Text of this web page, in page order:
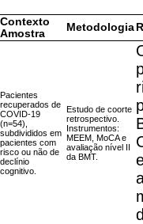
Contexto
Amostra
Metodologia
Pacientes
recuperados de
COVID-19
(n=54),
subdivididos em
pacientes com
risco ou não de
declínio
cognitivo.
Estudo de coorte
retrospectivo.
Instrumentos:
MEEM, MoCA e
avaliação nível II
da BMT.